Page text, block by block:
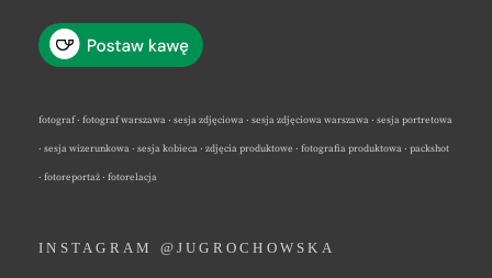
fotograf · fotograf warszawa · sesja zdjęciowa · sesja zdjęciowa warszawa · sesja portretowa
· sesja wizerunkowa · sesja kobieca · zdjęcia produktowe · fotografia produktowa · packshot
· fotoreportaż · fotorelacja
INSTAGRAM @JUGROCHOWSKA